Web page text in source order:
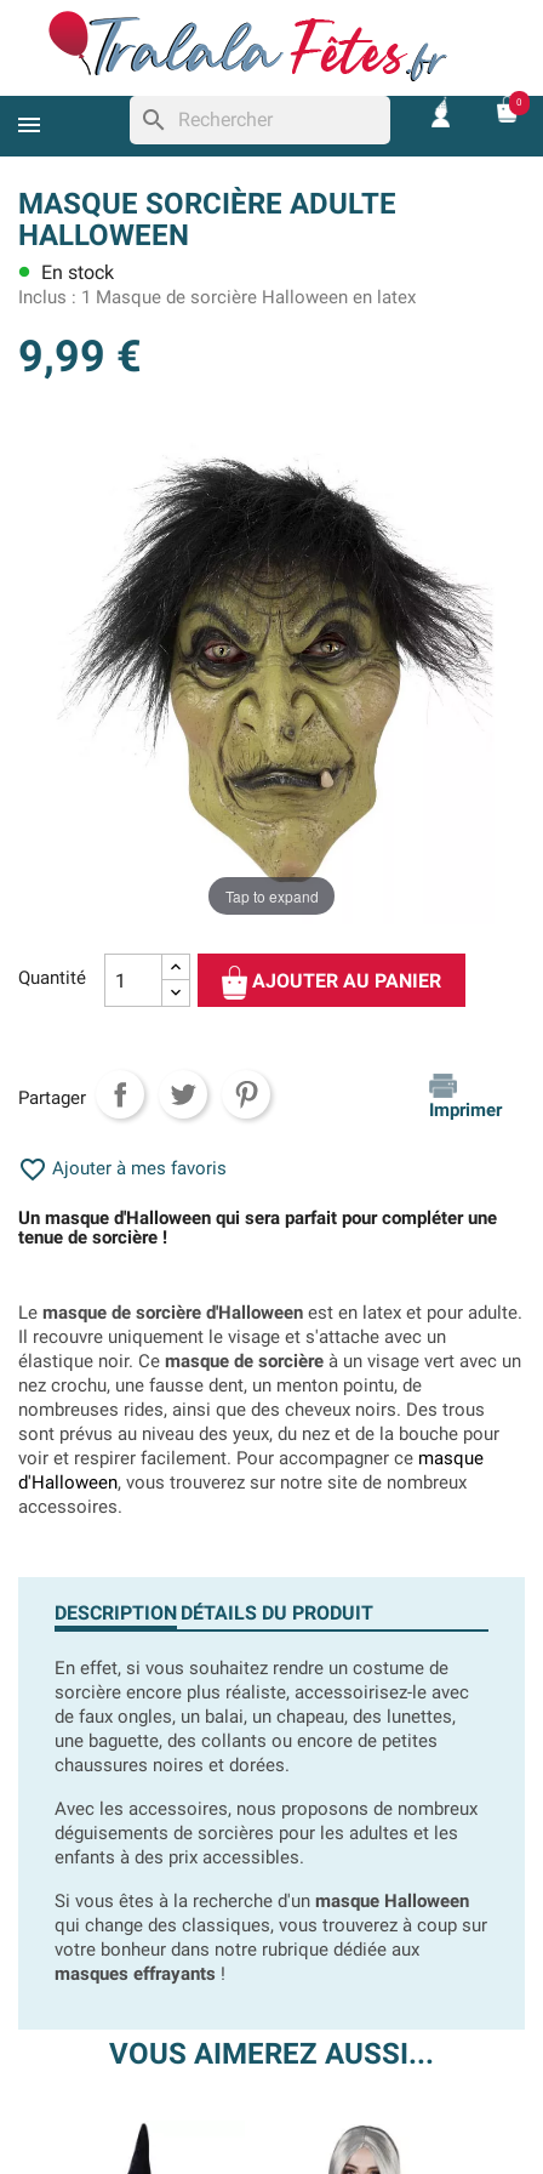
search
0
MASQUE SORCIÈRE ADULTE
HALLOWEEN
lens En stock
Inclus : 1 Masque de sorcière Halloween en latex
9,99 €
Tap to expand
Quantité AJOUTER AU PANIER
Partager
Imprimer
 Ajouter à mes favoris
Un masque d'Halloween qui sera parfait pour compléter une
tenue de sorcière !
Le masque de sorcière d'Halloween est en latex et pour adulte.
Il recouvre uniquement le visage et s'attache avec un
élastique noir. Ce masque de sorcière à un visage vert avec un
nez crochu, une fausse dent, un menton pointu, de
nombreuses rides, ainsi que des cheveux noirs. Des trous
sont prévus au niveau des yeux, du nez et de la bouche pour
voir et respirer facilement. Pour accompagner ce masque
d'Halloween, vous trouverez sur notre site de nombreux
accessoires.
DESCRIPTION DÉTAILS DU PRODUIT
En effet, si vous souhaitez rendre un costume de
sorcière encore plus réaliste, accessoirisez-le avec
de faux ongles, un balai, un chapeau, des lunettes,
une baguette, des collants ou encore de petites
chaussures noires et dorées.
Avec les accessoires, nous proposons de nombreux
déguisements de sorcières pour les adultes et les
enfants à des prix accessibles.
Si vous êtes à la recherche d'un masque Halloween
qui change des classiques, vous trouverez à coup sur
votre bonheur dans notre rubrique dédiée aux
masques effrayants !
VOUS AIMEREZ AUSSI...